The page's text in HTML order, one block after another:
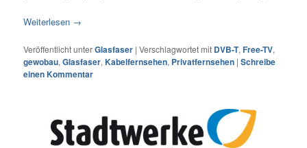
Weiterlesen →
Veröffentlicht unterGlasfaser |Verschlagwortet mit DVB-T,Free-TV,
gewobau,Glasfaser,Kabelfernsehen, Privatfernsehen |Schreibe
einen Kommentar